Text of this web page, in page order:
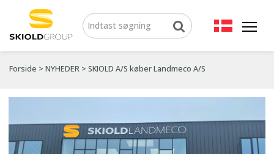
Forside > NYHEDER > SKIOLD A/S køber Landmeco A/S